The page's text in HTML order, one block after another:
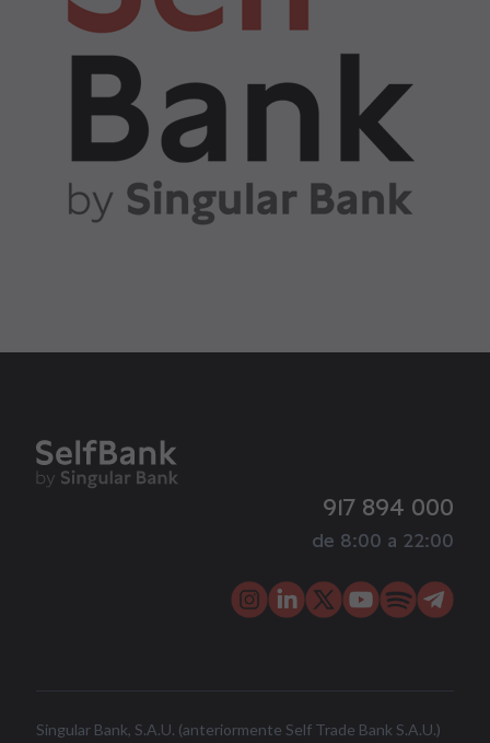
917 894 000
de 8:00 a 22:00
Singular Bank, S.A.U. (anteriormente Self Trade Bank S.A.U.)